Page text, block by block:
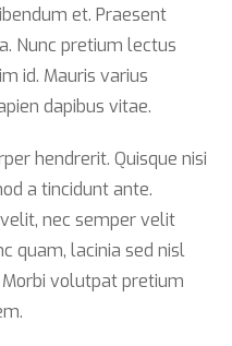
et. Praesent
Nunc pretium lectus
id. Mauris varius
dapibus vitae.
hendrerit. Quisque nisi
a tincidunt ante.
nec semper velit
quam, lacinia sed nisl
volutpat pretium